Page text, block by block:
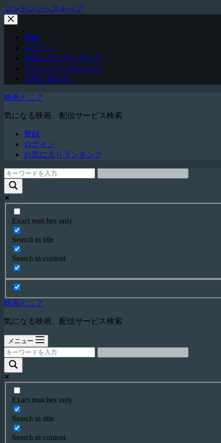
コンテンツへスキップ
登録
ログイン
お気に入りランキング
プライバシーポリシー
お問い合わせ
映画どこ？
気になる映画、配信サービス検索
登録
ログイン
お気に入りランキング
Exact matches only
Search in title
Search in content
映画どこ？
気になる映画、配信サービス検索
メニュー
Exact matches only
Search in title
Search in content